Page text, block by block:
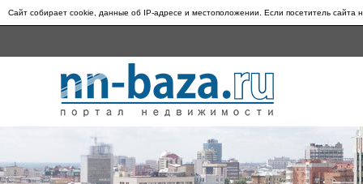
Сайт собирает cookie, данные об IP-адресе и местоположении. Если посетитель сайта